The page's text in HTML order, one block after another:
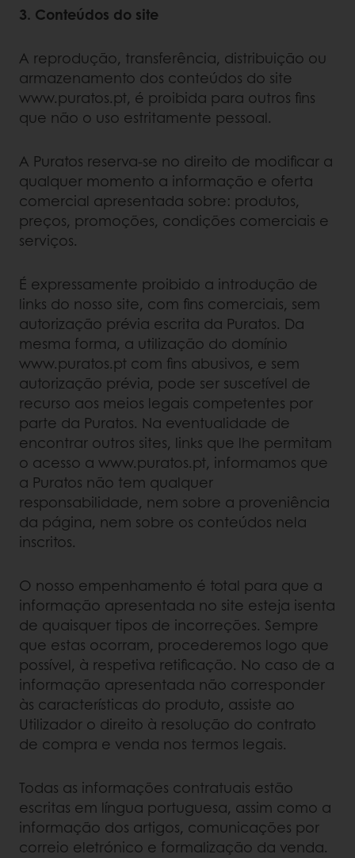
3. Conteúdos do site
A reprodução, transferência, distribuição ou
armazenamento dos conteúdos do site
www.puratos.pt, é proibida para outros fins
que não o uso estritamente pessoal.
A Puratos reserva-se no direito de modificar a
qualquer momento a informação e oferta
comercial apresentada sobre: produtos,
preços, promoções, condições comerciais e
serviços.
É expressamente proibido a introdução de
links do nosso site, com fins comerciais, sem
autorização prévia escrita da Puratos. Da
mesma forma, a utilização do domínio
www.puratos.pt com fins abusivos, e sem
autorização prévia, pode ser suscetível de
recurso aos meios legais competentes por
parte da Puratos. Na eventualidade de
encontrar outros sites, links que lhe permitam
o acesso a www.puratos.pt, informamos que
a Puratos não tem qualquer
responsabilidade, nem sobre a proveniência
da página, nem sobre os conteúdos nela
inscritos.
O nosso empenhamento é total para que a
informação apresentada no site esteja isenta
de quaisquer tipos de incorreções. Sempre
que estas ocorram, procederemos logo que
possível, à respetiva retificação. No caso de a
informação apresentada não corresponder
às características do produto, assiste ao
Utilizador o direito à resolução do contrato
de compra e venda nos termos legais.
Todas as informações contratuais estão
escritas em língua portuguesa, assim como a
informação dos artigos, comunicações por
correio eletrónico e formalização da venda.